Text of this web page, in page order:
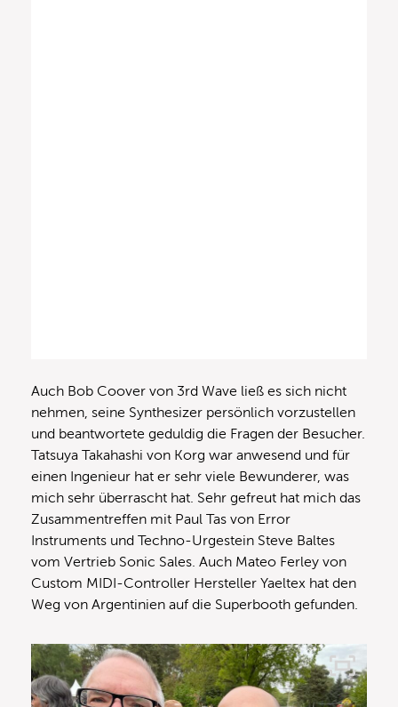
Auch Bob Coover von 3rd Wave ließ es sich nicht
nehmen, seine Synthesizer persönlich vorzustellen
und beantwortete geduldig die Fragen der Besucher.
Tatsuya Takahashi von Korg war anwesend und für
einen Ingenieur hat er sehr viele Bewunderer, was
mich sehr überrascht hat. Sehr gefreut hat mich das
Zusammentreffen mit Paul Tas von Error
Instruments und Techno-Urgestein Steve Baltes
vom Vertrieb Sonic Sales. Auch Mateo Ferley von
Custom MIDI-Controller Hersteller Yaeltex hat den
Weg von Argentinien auf die Superbooth gefunden.